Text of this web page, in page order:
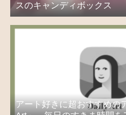
スのキャンディボックス
アート好きに超おすすめの